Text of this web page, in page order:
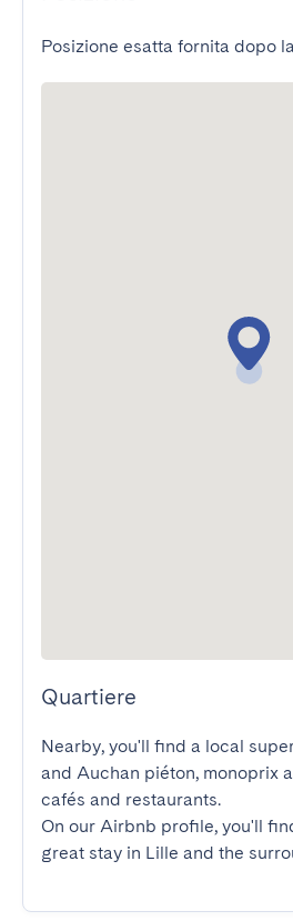
Posizione esatta fornita dopo
Quartiere
Nearby, you'll find a local
and Auchan piéton, monoprix
cafés and restaurants.
On our Airbnb profile, you'll
great stay in Lille and the